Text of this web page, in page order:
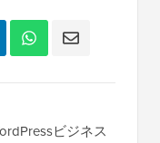
ビジネス